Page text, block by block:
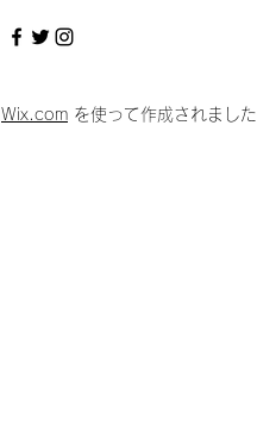
Wix.com を使って作成されました